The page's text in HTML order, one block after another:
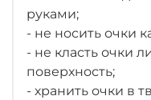
руками;
- не носить очки
- не класть очки
поверхность;
- хранить очки в